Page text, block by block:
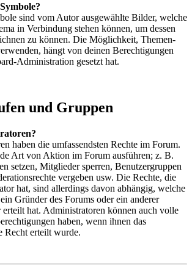
sind vom Autor ausgewählte Bilder, welche
in Verbindung stehen können, um dessen
zu können. Die Möglichkeit, Themen-
hängt von deinen Berechtigungen
Administration gesetzt hat.
und Gruppen
haben die umfassendsten Rechte im Forum.
Art von Aktion im Forum ausführen; z. B.
setzen, Mitglieder sperren, Benutzergruppen
vergeben usw. Die Rechte, die
hat, sind allerdings davon abhängig, welche
Gründer des Forums oder ein anderer
hat. Administratoren können auch volle
haben, wenn ihnen das
Recht erteilt wurde.